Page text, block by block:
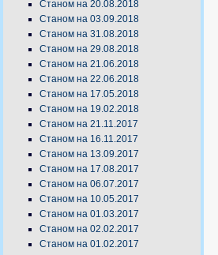
Станом на 20.08.2018
Станом на 03.09.2018
Станом на 31.08.2018
Станом на 29.08.2018
Станом на 21.06.2018
Станом на 22.06.2018
Станом на 17.05.2018
Станом на 19.02.2018
Станом на 21.11.2017
Станом на 16.11.2017
Станом на 13.09.2017
Станом на 17.08.2017
Станом на 06.07.2017
Станом на 10.05.2017
Станом на 01.03.2017
Станом на 02.02.2017
Станом на 01.02.2017